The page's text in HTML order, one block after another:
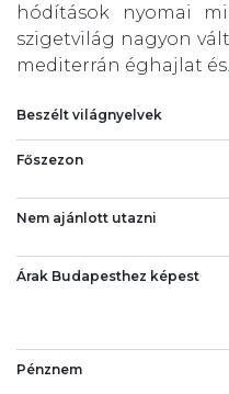
hódítások nyomai
szigetvilág nagyon
mediterrán éghajlat
Beszélt világnyelvek
Főszezon
Nem ajánlott utazni
Árak Budapesthez képest
Pénznem